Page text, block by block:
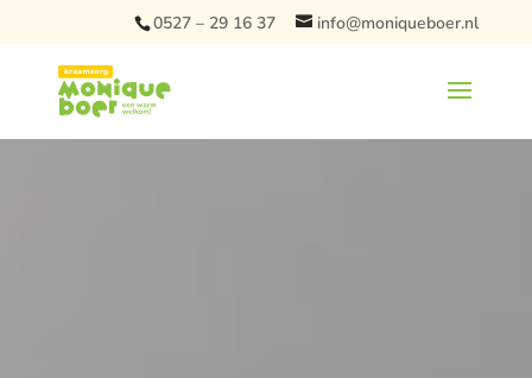
0527 – 29 16 37 info@moniqueboer.nl